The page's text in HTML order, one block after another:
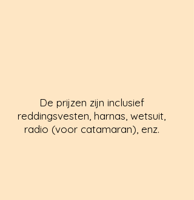
De prijzen zijn inclusief
reddingsvesten, harnas, wetsuit,
radio (voor catamaran), enz.